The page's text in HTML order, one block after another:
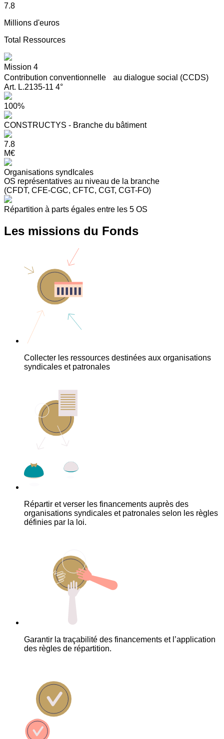
7.8
Millions d'euros
Total Ressources
Mission 4
Contribution conventionnelle au dialogue social (CCDS)
Art. L.2135-11 4°
100%
CONSTRUCTYS - Branche du bâtiment
7.8
M€
Organisations syndIcales
OS représentatives au niveau de la branche
(CFDT, CFE-CGC, CFTC, CGT, CGT-FO)
Répartition à parts égales entre les 5 OS
Les missions du Fonds
Collecter les ressources destinées aux organisations
syndicales et patronales
Répartir et verser les financements auprès des
organisations syndicales et patronales selon les règles
définies par la loi.
Garantir la traçabilité des financements et l’application
des règles de répartition.